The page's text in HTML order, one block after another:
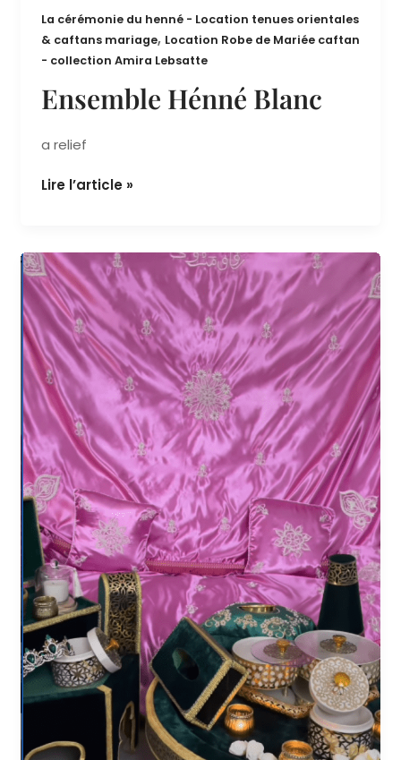
La cérémonie du henné - Location tenues orientales
- collection Amira Lebsatte
Ensemble Hénné Blanc
a relief
Ensemble
hénné